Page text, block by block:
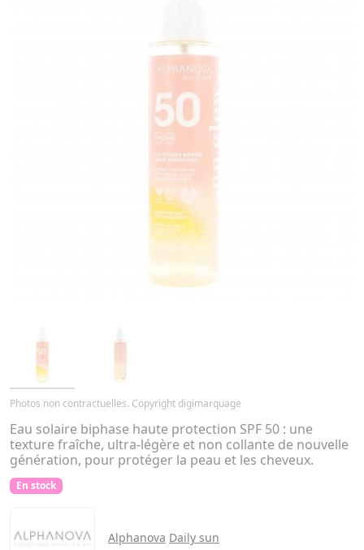
Photos non contractuelles. Copyright digimarquage
Eau solaire biphase haute protection SPF 50 : une
texture fraîche, ultra-légère et non collante de nouvelle
génération, pour protéger la peau et les cheveux.
En stock
Alphanova Daily sun